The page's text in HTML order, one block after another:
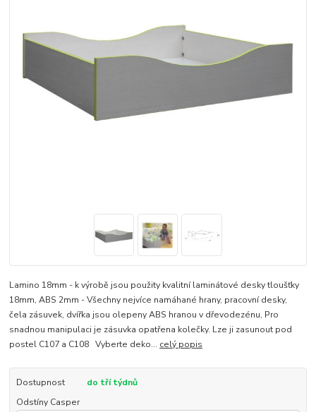
Lamino 18mm - k výrobě jsou použity kvalitní laminátové desky tloušťky
18mm, ABS 2mm - Všechny nejvíce namáhané hrany, pracovní desky,
čela zásuvek, dvířka jsou olepeny ABS hranou v dřevodezénu, Pro
snadnou manipulaci je zásuvka opatřena kolečky. Lze ji zasunout pod
postel C107 a C108 Vyberte deko... celý popis
Dostupnost
do tří týdnů
Odstíny Casper